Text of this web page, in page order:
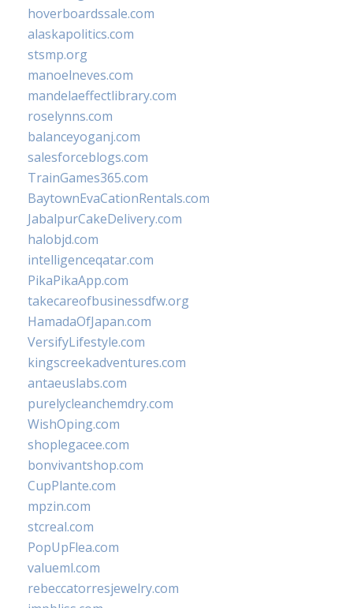
hoverboardssale.com
alaskapolitics.com
stsmp.org
manoelneves.com
mandelaeffectlibrary.com
roselynns.com
balanceyoganj.com
salesforceblogs.com
TrainGames365.com
BaytownEvaCationRentals.com
JabalpurCakeDelivery.com
halobjd.com
intelligenceqatar.com
PikaPikaApp.com
takecareofbusinessdfw.org
HamadaOfJapan.com
VersifyLifestyle.com
kingscreekadventures.com
antaeuslabs.com
purelycleanchemdry.com
WishOping.com
shoplegacee.com
bonvivantshop.com
CupPlante.com
mpzin.com
stcreal.com
PopUpFlea.com
valueml.com
rebeccatorresjewelry.com